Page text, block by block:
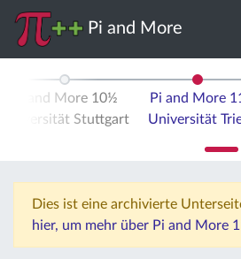
Pi and More
Pi and More 10½
Universität Stuttgart
Pi and More 11
Universität
Dies ist eine archivierte
hier, um mehr über Pi and More